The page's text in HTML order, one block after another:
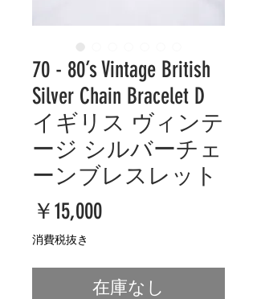
70 - 80’s Vintage British
Silver Chain Bracelet D
イギリス ヴィンテ
ージ シルバーチェ
ーンブレスレット
￥15,000価
消費税抜き
在庫なし